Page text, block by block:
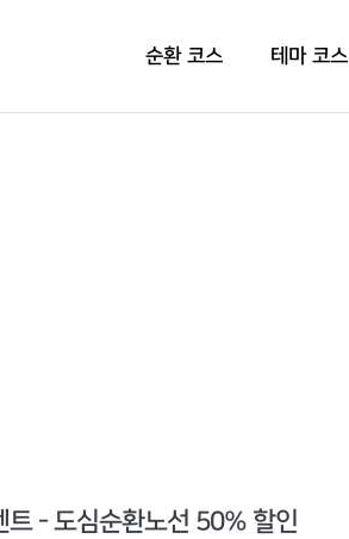
순환 코스 테마 코스
- 도심순환노선 50% 할인